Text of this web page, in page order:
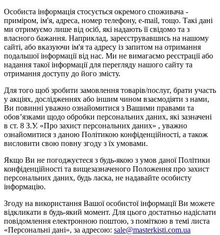
Особиста інформація стосується окремого споживача -
приміром, ім'я, адреса, номер телефону, e-mail, тощо. Такі дані
ми отримуємо лише від осіб, які надають її свідомо та з
власного бажання. Наприклад, зареєструвавшись на нашому
сайті, або вказуючи ім'я та адресу із запитом на отримання
подальшої інформації від нас. Ми не вимагаємо реєстрації або
надання такої інформації для перегляду нашого сайту та
отримання доступу до його змісту.
Для того щоб зробити замовлення товарів/послуг, брати участь
у акціях, дослідженнях або іншим чином взаємодіяти з нами,
Ви повинні уважно ознайомитися з Вашими правами та
обов’язками щодо обробки персональних даних, які зазначені
в ст. 8 З.У. «Про захист персональних даних» , уважно
ознайомитися з даною Політикою конфіденційності, а також
висловити свою повну згоду з їх умовами.
Якщо Ви не погоджуєтеся з будь-якою з умов даної Політики
конфіденційності та вищезазначеного Положення про захист
персональних даних, будь ласка, не надавайте особисту
інформацію.
Згоду на використання Вашої особистої інформації Ви можете
відкликати в будь-який момент. Для цього достатньо надіслати
повідомлення електронною поштою, з поміткою в темі листа
«Персональні дані», за адресою: sale@masterkisti.com.ua